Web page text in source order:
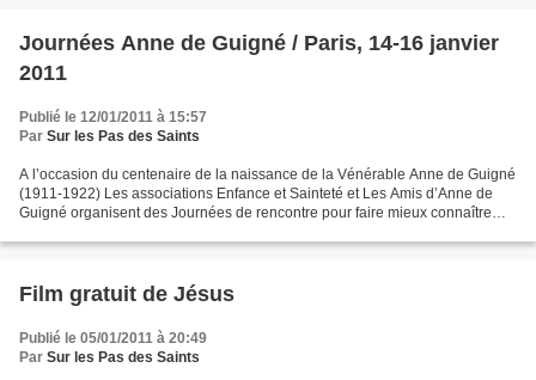
Journées Anne de Guigné / Paris, 14-16 janvier
2011
Publié le 12/01/2011 à 15:57
Par Sur les Pas des Saints
A l’occasion du centenaire de la naissance de la Vénérable Anne de Guigné
(1911-1922) Les associations Enfance et Sainteté et Les Amis d’Anne de
Guigné organisent des Journées de rencontre pour faire mieux connaître
Film gratuit de Jésus
Publié le 05/01/2011 à 20:49
Par Sur les Pas des Saints